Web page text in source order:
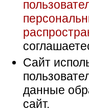
Сайт
данные
сайт.